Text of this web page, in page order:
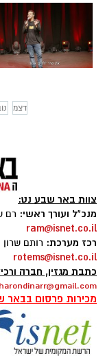
דצמ
צוות באר שבע נט:
מנכ"ל ועורך ראשי: רם
ram@isnet.co.il
רכז מערכת: רותם שרון
rotems@isnet.co.il
כתבת מגזין, חברה
מכירות פרסום בבאר